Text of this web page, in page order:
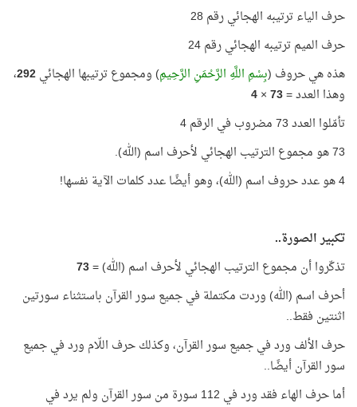
حرف الياء ترتيبه الهجائي رقم 28
حرف الميم ترتيبه الهجائي رقم 24
هذه هي حروف (بِسْمِ اللَّهِ الرَّحْمَنِ الرَّحِيمِ) ومجموع ترتيبها الهجائي292،
وهذا العدد =73
×
4
تأمّلوا العدد 73 مضروب في الرقم 4
73 هو مجموع الترتيب الهجائي لأحرف اسم (الله).
4 هو عدد حروف اسم (الله)، وهو أيضًا عدد كلمات الآية نفسها!
تكبير الصورة..
تذكّروا أن مجموع الترتيب الهجائي لأحرف اسم (الله) =73
أحرف اسم (الله) وردت مكتملة في جميع سور القرآن باستثناء سورتين
اثنتين فقط..
حرف الألف ورد في جميع سور القرآن، وكذلك حرف اللّام ورد في جميع
سور القرآن أيضًا..
أما حرف الهاء فقد ورد في 112 سورة من سور القرآن ولم يرد في